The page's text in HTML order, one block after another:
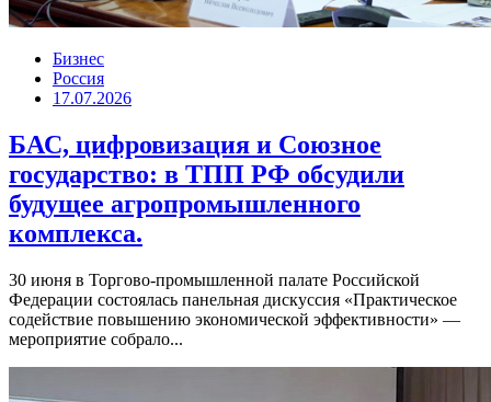
Бизнес
Россия
17.07.2026
БАС, цифровизация и Союзное
государство: в ТПП РФ обсудили
будущее агропромышленного
комплекса.
30 июня в Торгово-промышленной палате Российской
Федерации состоялась панельная дискуссия «Практическое
содействие повышению экономической эффективности» —
мероприятие собрало...